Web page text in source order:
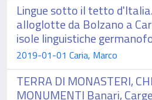
Lingue sotto il tetto
alloglotte da Bolzano a
isole linguistiche
2019-01-01 Caria, Marco
TERRA DI MONASTERI,
MONUMENTI Banari,